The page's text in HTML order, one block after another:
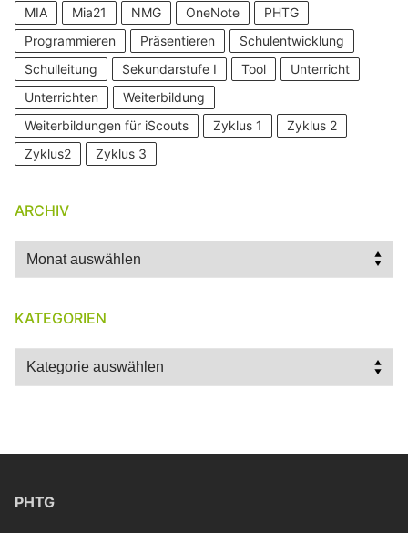
MIA
Mia21 NMG OneNote
PHTG
Programmieren
Präsentieren
Schulentwicklung
Schulleitung
Sekundarstufe I Tool
Unterricht
Unterrichten
Weiterbildung
Weiterbildungen für iScouts
Zyklus 1
Zyklus 2
Zyklus2
Zyklus 3
ARCHIV
Archiv
KATEGORIEN
Kategorien
PHTG